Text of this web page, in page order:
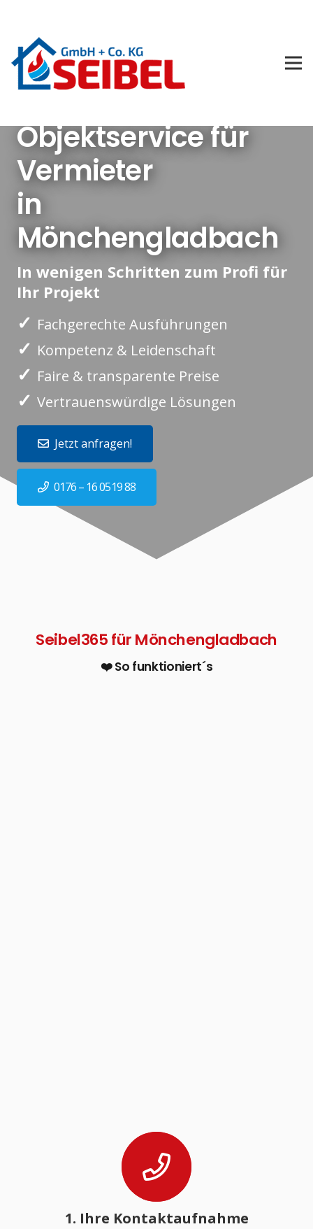
Objektservice für
Vermieter
in
Mönchengladbach
In wenigen Schritten zum Profi für
Ihr Projekt
✓ Fachgerechte Ausführungen
✓ Kompetenz & Leidenschaft
✓ Faire & transparente Preise
✓ Vertrauenswürdige Lösungen
Jetzt anfragen!
0176 – 16 0519 88
Seibel365 für Mönchengladbach
❤️ So funktioniert´s
1. Ihre Kontaktaufnahme